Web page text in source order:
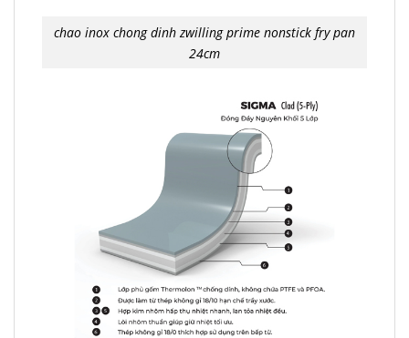
chao inox chong dinh zwilling prime nonstick fry pan
24cm